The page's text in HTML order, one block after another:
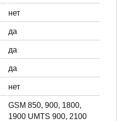
нет
да
да
да
нет
GSM 850, 900, 1800,
1900 UMTS 900, 2100